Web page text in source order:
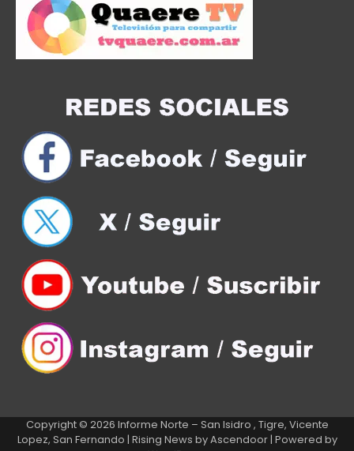
Copyright © 2026 Informe Norte – San Isidro , Tigre, Vicente
Lopez, San Fernando | Rising News byAscendoor| Powered by